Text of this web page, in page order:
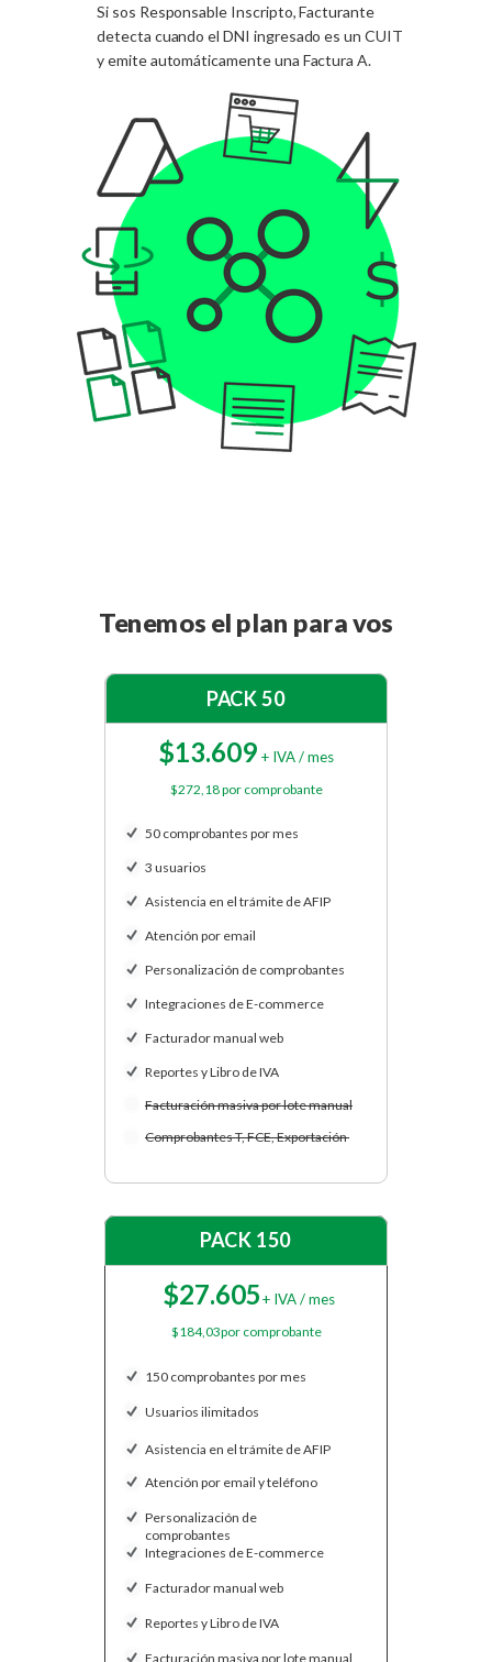
Si sos Responsable Inscripto, Facturante
detecta cuando el DNI ingresado es un CUIT
y emite automáticamente una Factura A.
Tenemos el plan para vos
$13.609 + IVA / mes
$272,18 por comprobante
50 comprobantes por mes
Comprobantes T, FCE, Exportación
PACK 50
Facturación masiva por lote manual
Personalización de comprobantes
Reportes y Libro de IVA
Atención por email
Asistencia en el trámite de AFIP
Facturador manual web
Integraciones de E-commerce
3 usuarios
PACK 150
$27.605+ IVA / mes
$184,03por comprobante
150 comprobantes por mes
Usuarios ilimitados
Asistencia en el trámite de AFIP
Atención por email y teléfono
Integraciones de E-commerce
Facturador manual web
Reportes y Libro de IVA
Personalización de
comprobantes
Facturación masiva por lote manual